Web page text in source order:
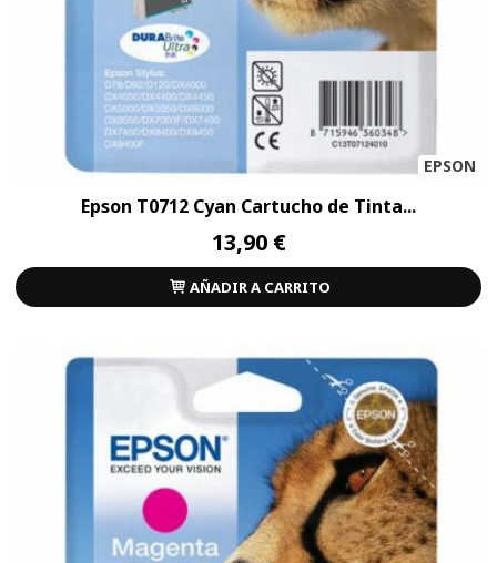
EPSON
Epson T0712 Cyan Cartucho de Tinta...
13,90 €
AÑADIR A CARRITO